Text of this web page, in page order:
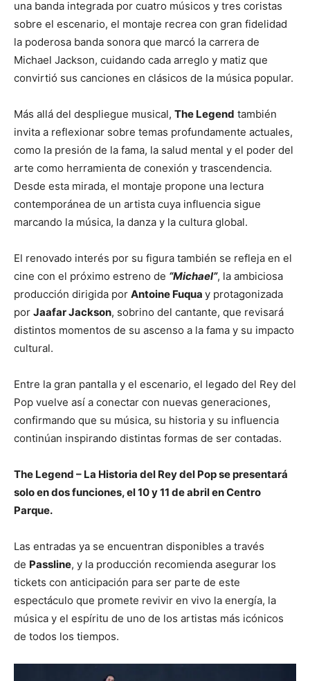
una banda integrada por cuatro músicos y tres coristas
sobre el escenario, el montaje recrea con gran fidelidad
la poderosa banda sonora que marcó la carrera de
Michael Jackson, cuidando cada arreglo y matiz que
convirtió sus canciones en clásicos de la música popular.
Más allá del despliegue musical, The Legend también
invita a reflexionar sobre temas profundamente actuales,
como la presión de la fama, la salud mental y el poder del
arte como herramienta de conexión y trascendencia.
Desde esta mirada, el montaje propone una lectura
contemporánea de un artista cuya influencia sigue
marcando la música, la danza y la cultura global.
El renovado interés por su figura también se refleja en el
cine con el próximo estreno de “Michael”, la ambiciosa
producción dirigida por Antoine Fuqua y protagonizada
por Jaafar Jackson, sobrino del cantante, que revisará
distintos momentos de su ascenso a la fama y su impacto
cultural.
Entre la gran pantalla y el escenario, el legado del Rey del
Pop vuelve así a conectar con nuevas generaciones,
confirmando que su música, su historia y su influencia
continúan inspirando distintas formas de ser contadas.
The Legend – La Historia del Rey del Pop se presentará
solo en dos funciones, el 10 y 11 de abril en Centro
Parque.
Las entradas ya se encuentran disponibles a través
de Passline, y la producción recomienda asegurar los
tickets con anticipación para ser parte de este
espectáculo que promete revivir en vivo la energía, la
música y el espíritu de uno de los artistas más icónicos
de todos los tiempos.